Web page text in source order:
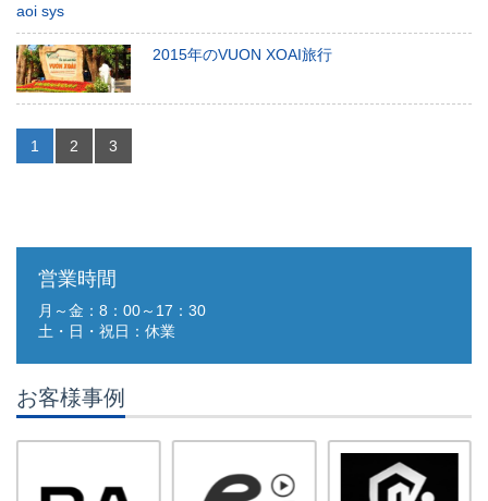
2015年のVUON XOAI旅行
1 2 3
営業時間
月～金：8：00～17：30
土・日・祝日：休業
お客様事例